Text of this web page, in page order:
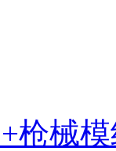
枪械